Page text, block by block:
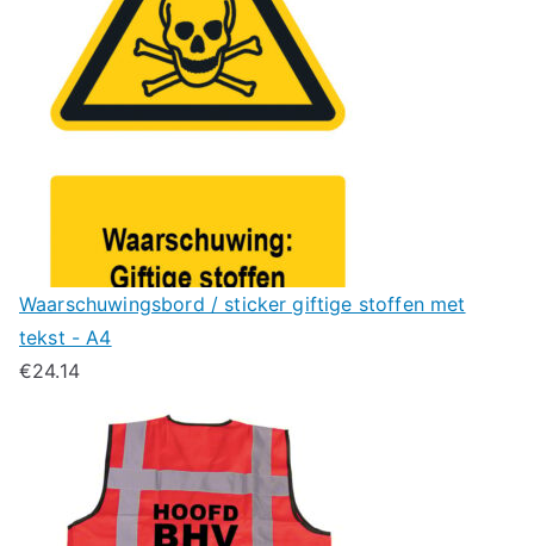
Waarschuwingsbord / sticker giftige stoffen met
tekst - A4
€24.14